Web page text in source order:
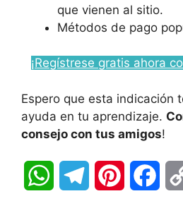
que vienen al sitio.
Métodos de pago
¡Regístrese gratis ahora
Espero que esta indicación
ayuda en tu aprendizaje.
consejo con tus amigos!
W